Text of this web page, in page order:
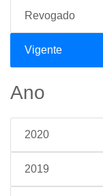
Revogado
Vigente
Ano
2020
2019